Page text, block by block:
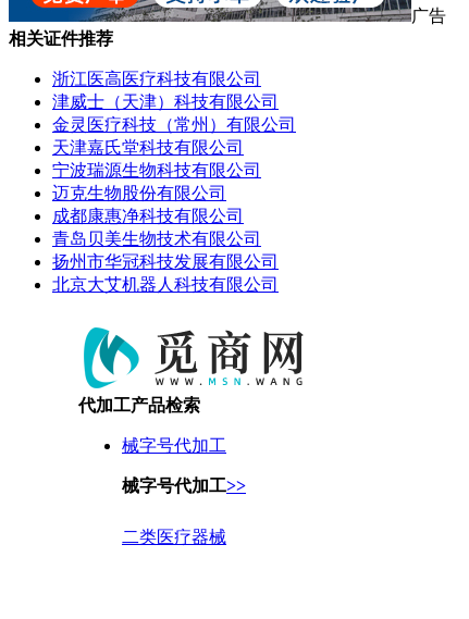
广告
相关证件推荐
浙江医高医疗科技有限公司
津威士（天津）科技有限公司
金灵医疗科技（常州）有限公司
天津嘉氏堂科技有限公司
宁波瑞源生物科技有限公司
迈克生物股份有限公司
成都康惠净科技有限公司
青岛贝美生物技术有限公司
扬州市华冠科技发展有限公司
北京大艾机器人科技有限公司
代加工产品检索
械字号代加工
械字号代加工>>
二类医疗器械